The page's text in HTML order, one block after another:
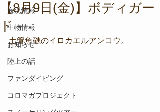
海況情報
生物情報
お知らせ
陸上の話
ファンダイビング
コロマガプロジェクト
【8月9日(金)】ボディガー
ド
土管魚礁のイロカエルアンコウ。